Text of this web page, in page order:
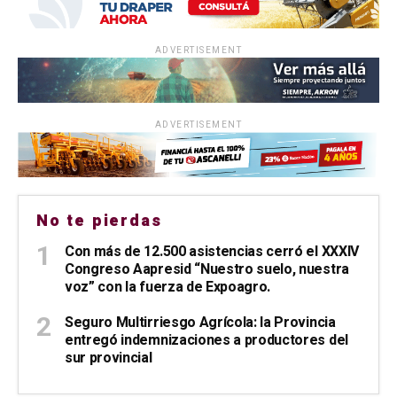
ADVERTISEMENT
ADVERTISEMENT
No te pierdas
Con más de 12.500 asistencias cerró el XXXIV
Congreso Aapresid “Nuestro suelo, nuestra
voz” con la fuerza de Expoagro.
Seguro Multirriesgo Agrícola: la Provincia
entregó indemnizaciones a productores del
sur provincial